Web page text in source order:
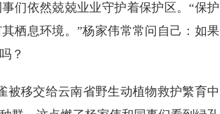
依然兢兢业业守护着保护区。“保护
栖息环境。”杨家伟常常问自己：如果
？
移交给云南省野生动植物救护繁育中